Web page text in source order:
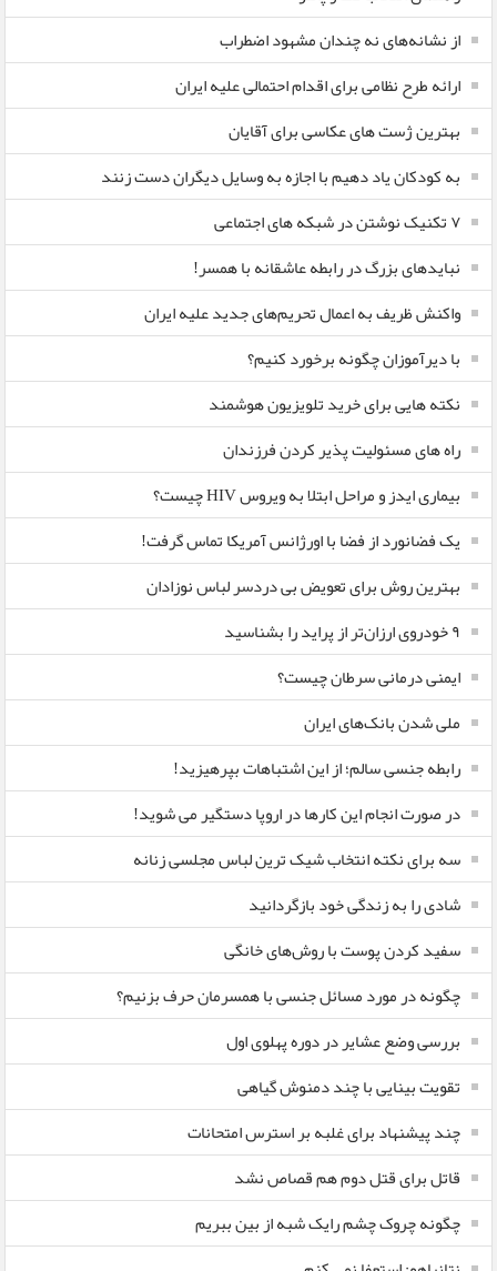
از نشانه‌های نه چندان مشهود اضطراب
ارائه طرح نظامی برای اقدام احتمالی علیه ایران
بهترین ژست های عکاسی برای آقایان
به کودکان یاد دهیم با اجازه به وسایل دیگران دست زنند
۷ تکنیک نوشتن در شبکه های اجتماعی
نبایدهای بزرگ در رابطه عاشقانه با همسر!
واکنش ظریف به اعمال تحریم‌های جدید علیه ایران
با دیرآموزان چگونه برخورد کنیم؟
نکته هایی برای خرید تلویزیون هوشمند
راه های مسئولیت پذیر کردن فرزندان
بیماری ایدز و مراحل ابتلا به ویروس HIV چیست؟
یک فضانورد از فضا با اورژانس آمریکا تماس گرفت!
بهترین روش برای تعویض بی دردسر لباس نوزادان
٩ خودروی ارزان‌تر از پراید را بشناسید
ایمنی درمانی سرطان چیست؟
ملی شدن بانک‌های ایران
رابطه جنسی سالم؛ از این اشتباهات بپرهیزید!
در صورت انجام این کارها در اروپا دستگیر می شوید!
سه برای نکته انتخاب شیک ترین لباس مجلسی زنانه
شادی را به زندگی خود بازگردانید
سفید کردن پوست با روش‌های خانگی
چگونه در مورد مسائل جنسی با همسرمان حرف بزنیم؟
بررسی وضع عشایر در دوره پهلوی اول
تقویت بینایی با چند دمنوش گیاهی
چند پیشنهاد برای غلبه بر استرس امتحانات
قاتل برای قتل دوم هم قصاص نشد
چگونه چروک چشم رایک شبه از بین ببریم